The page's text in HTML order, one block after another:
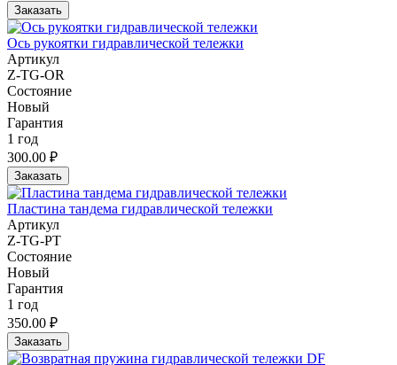
Заказать
Ось рукоятки гидравлической тележки
Артикул
Z-TG-OR
Состояние
Новый
Гарантия
1 год
300.00 ₽
Заказать
Пластина тандема гидравлической тележки
Артикул
Z-TG-PT
Состояние
Новый
Гарантия
1 год
350.00 ₽
Заказать